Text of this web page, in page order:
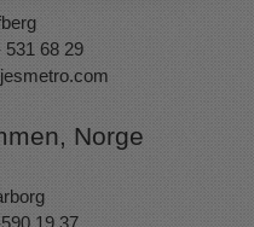
531 68 29
Norge